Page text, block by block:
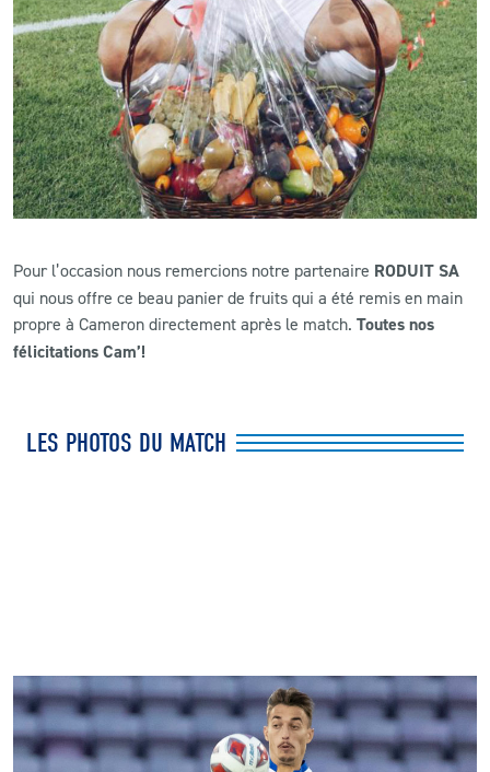
Pour l’occasion nous remercions notre partenaire RODUIT SA
qui nous offre ce beau panier de fruits qui a été remis en main
propre à Cameron directement après le match. Toutes nos
félicitations Cam’!
LES PHOTOS DU MATCH